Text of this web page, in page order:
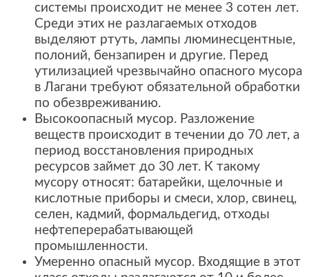
системы происходит не менее 3 сотен лет.
Среди этих не разлагаемых отходов
выделяют ртуть, лампы люминесцентные,
полоний, бензапирен и другие. Перед
утилизацией чрезвычайно опасного мусора
в Лагани требуют обязательной обработки
по обезвреживанию.
Высокоопасный мусор. Разложение
веществ происходит в течении до 70 лет, а
период восстановления природных
ресурсов займет до 30 лет. К такому
мусору относят: батарейки, щелочные и
кислотные приборы и смеси, хлор, свинец,
селен, кадмий, формальдегид, отходы
нефтеперерабатывающей
промышленности.
Умеренно опасный мусор. Входящие в этот